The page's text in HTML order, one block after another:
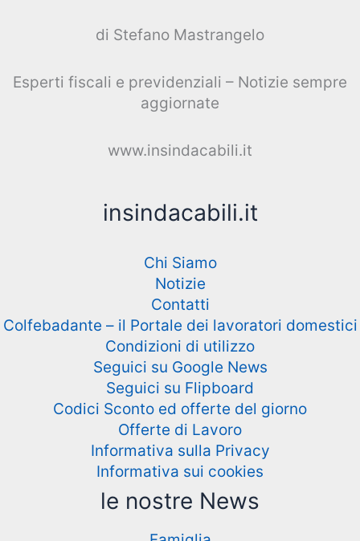
di Stefano Mastrangelo
Esperti fiscali e previdenziali – Notizie sempre
aggiornate
www.insindacabili.it
insindacabili.it
Chi Siamo
Notizie
Contatti
Colfebadante – il Portale dei lavoratori domestici
Condizioni di utilizzo
Seguici su Google News
Seguici su Flipboard
Codici Sconto ed offerte del giorno
Offerte di Lavoro
Informativa sulla Privacy
Informativa sui cookies
le nostre News